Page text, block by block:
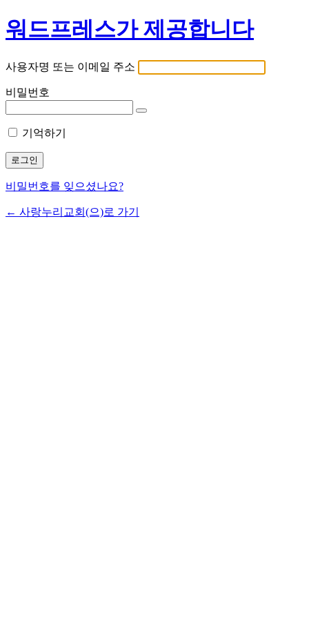
워드프레스가 제공합니다
사용자명 또는 이메일 주소
비밀번호
기억하기
비밀번호를 잊으셨나요?
← 사랑누리교회(으)로 가기